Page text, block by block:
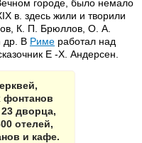
городе, было немало
в. здесь жили и творили
К. П. Брюллов, О. А.
др. В Риме работал над
Е -X. Андерсен.
фонтанов
дворца,
отелей,
и кафе.